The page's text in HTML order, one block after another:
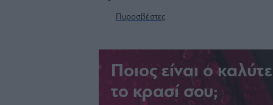
Πυροσβέστες
Ποιος είναι ο
το κρασί σου;